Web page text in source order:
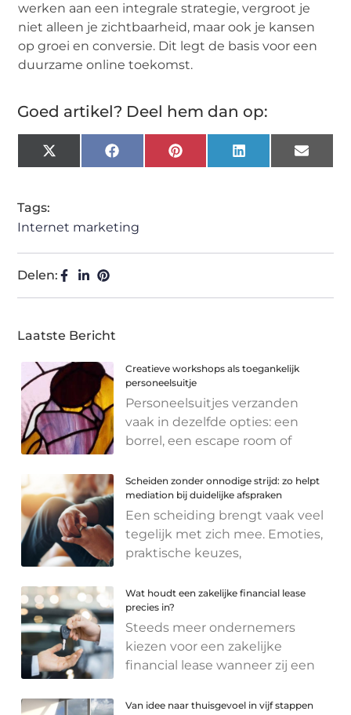
werken aan een integrale strategie, vergroot je
niet alleen je zichtbaarheid, maar ook je kansen
op groei en conversie. Dit legt de basis voor een
duurzame online toekomst.
Goed artikel? Deel hem dan op:
X
(Twitter)
FacebookPinterest LinkedIn Email
Tags:
Internet marketing
Delen:
Laatste Bericht
Creatieve workshops als toegankelijk
personeelsuitje
Personeelsuitjes verzanden
vaak in dezelfde opties: een
borrel, een escape room of
Scheiden zonder onnodige strijd: zo helpt
mediation bij duidelijke afspraken
Een scheiding brengt vaak veel
tegelijk met zich mee. Emoties,
praktische keuzes,
Wat houdt een zakelijke financial lease
precies in?
Steeds meer ondernemers
kiezen voor een zakelijke
financial lease wanneer zij een
Van idee naar thuisgevoel in vijf stappen